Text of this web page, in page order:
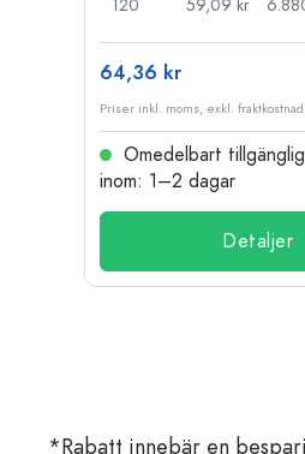
120
59,09 kr
64,36 kr
Priser inkl. moms, exkl.
Omedelbart
inom: 1–2 dagar
Detaljer
*Rabatt innebär en